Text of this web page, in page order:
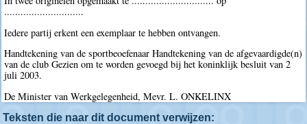
.............................
Iedere partij erkent een exemplaar te hebben ontvangen.
Handtekening van de sportbeoefenaar Handtekening van de afgevaardigde(n)
van de club Gezien om te worden gevoegd bij het koninklijk besluit van 2
juli 2003.
De Minister van Werkgelegenheid, Mevr. L. ONKELINX
Teksten die naar dit document verwijzen: